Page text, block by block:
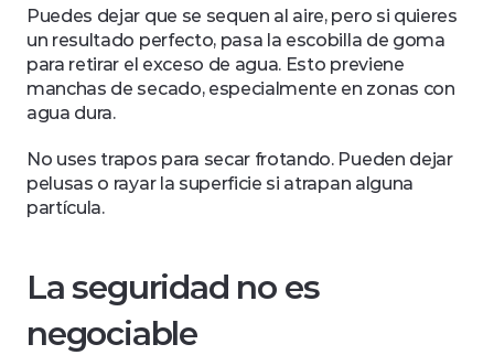
Puedes dejar que se sequen al aire, pero si quieres
un resultado perfecto, pasa la escobilla de goma
para retirar el exceso de agua. Esto previene
manchas de secado, especialmente en zonas con
agua dura.
No uses trapos para secar frotando. Pueden dejar
pelusas o rayar la superficie si atrapan alguna
partícula.
La seguridad no es
negociable